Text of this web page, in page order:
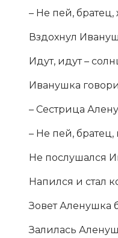
– Не пей,
Вздохнул
Идут, идут –
Иванушка
– Сестрица
– Не пей,
Не послушался
Напился и стал
Зовет Аленушка
Залилась